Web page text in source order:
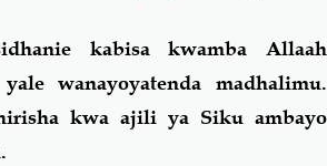
kabisa kwamba Allaah
wanayoyatenda madhalimu.
kwa ajili ya Siku ambayo